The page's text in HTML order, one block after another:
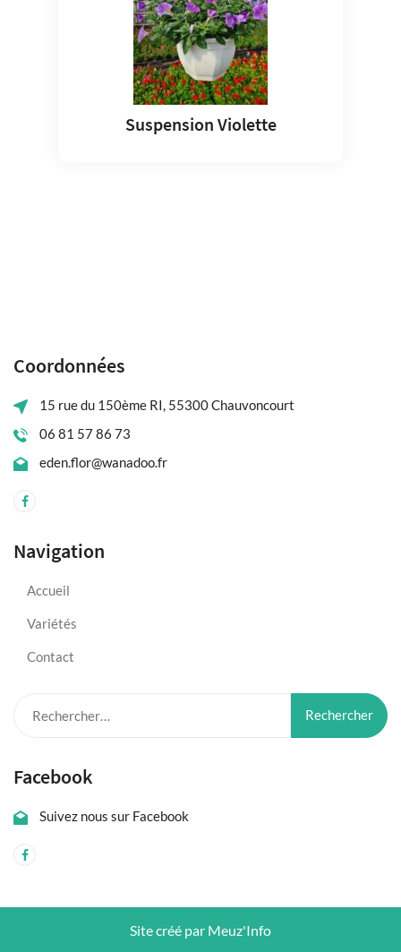
Suspension Violette
Coordonnées
15 rue du 150ème RI, 55300 Chauvoncourt
06 81 57 86 73
eden.flor@wanadoo.fr
Navigation
Accueil
Variétés
Contact
Facebook
Suivez nous sur Facebook
Site créé par Meuz'Info